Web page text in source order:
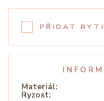
PŘIDAT
Materiál:
Ryzost: